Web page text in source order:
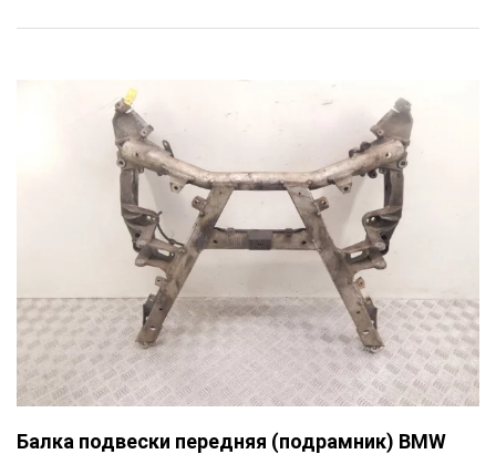
Балка подвески передняя (подрамник) BMW